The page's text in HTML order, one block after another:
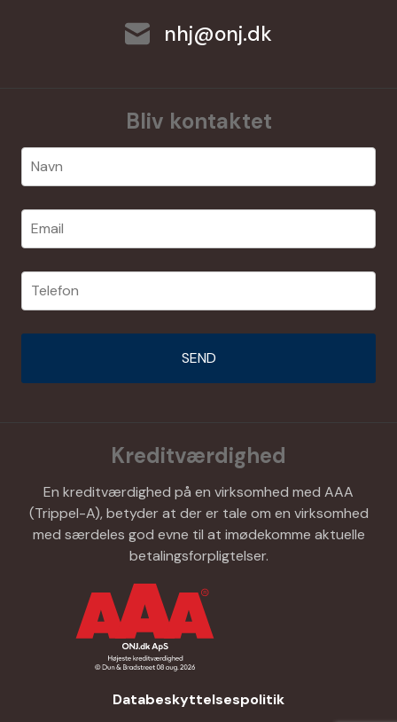
nhj@onj.dk
Bliv kontaktet
Kreditværdighed
En kreditværdighed på en virksomhed med AAA
(Trippel-A), betyder at der er tale om en virksomhed
med særdeles god evne til at imødekomme aktuelle
betalingsforpligtelser.
Databeskyttelsespolitik